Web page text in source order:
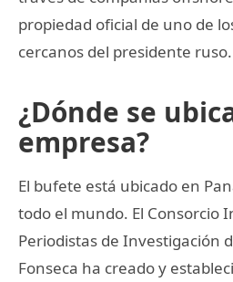
propiedad oficial de uno de
cercanos del presidente ruso.
¿Dónde se
empresa?
El bufete está ubicado en
todo el mundo. El Consorcio
Periodistas de Investigación
Fonseca ha creado y